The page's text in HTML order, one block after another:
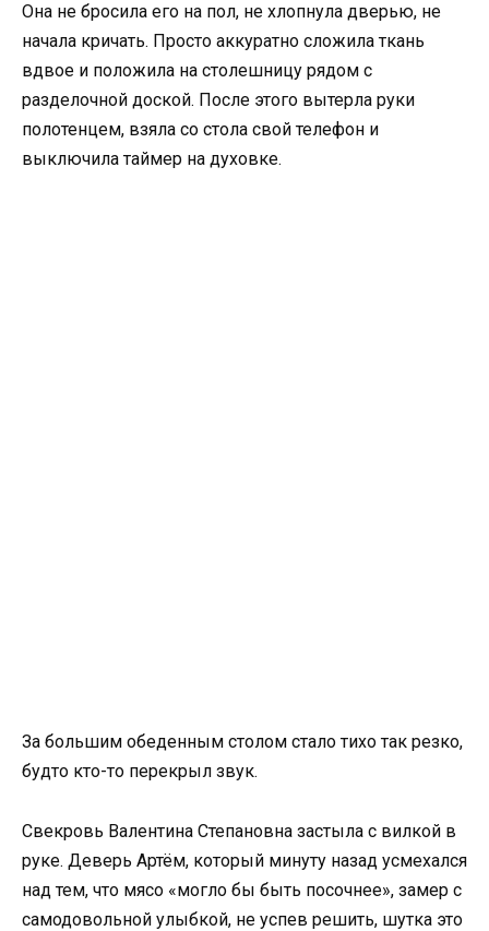
Она не бросила его на пол, не хлопнула дверью, не
начала кричать. Просто аккуратно сложила ткань
вдвое и положила на столешницу рядом с
разделочной доской. После этого вытерла руки
полотенцем, взяла со стола свой телефон и
выключила таймер на духовке.
За большим обеденным столом стало тихо так резко,
будто кто-то перекрыл звук.
Свекровь Валентина Степановна застыла с вилкой в
руке. Деверь Артём, который минуту назад усмехался
над тем, что мясо «могло бы быть посочнее», замер с
самодовольной улыбкой, не успев решить, шутка это